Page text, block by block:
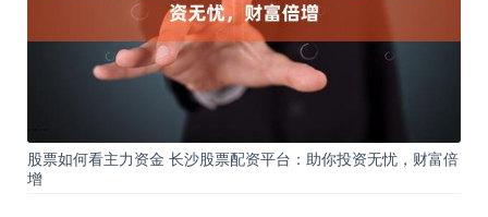
股票如何看主力资金 长沙股票配资平台：助你投资无忧，财富倍
增